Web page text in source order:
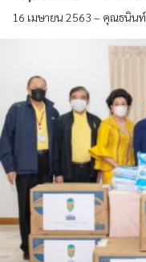
16 เมษายน 2563 – คุณธนิน